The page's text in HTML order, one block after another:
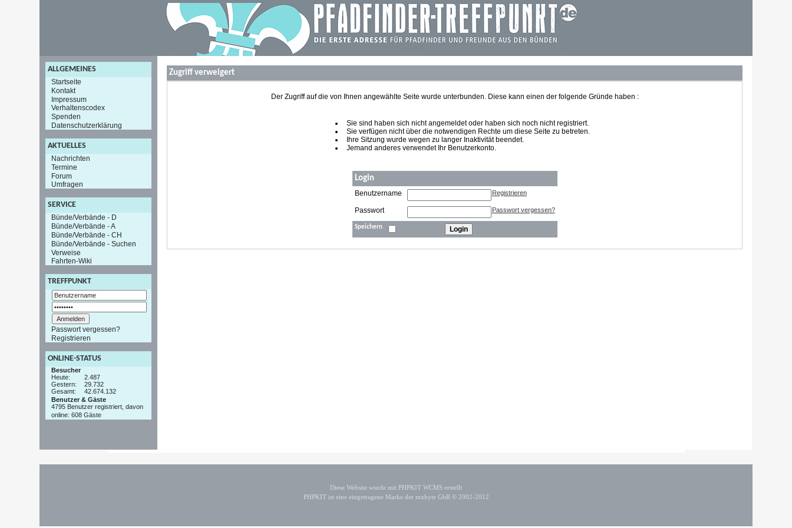
ALLGEMEINES
Startseite
Kontakt
Impressum
Verhaltenscodex
Spenden
Datenschutzerklärung
AKTUELLES
Nachrichten
Termine
Forum
Umfragen
SERVICE
Bünde/Verbände - D
Bünde/Verbände - A
Bünde/Verbände - CH
Bünde/Verbände - Suchen
Verweise
Fahrten-Wiki
TREFFPUNKT
Passwort vergessen?
Registrieren
ONLINE-STATUS
Besucher
Heute:
2.487
Gestern:
29.732
Gesamt:
42.674.132
Benutzer & Gäste
4795 Benutzer registriert, davon
online: 608 Gäste
Zugriff verweigert
Der Zugriff auf die von Ihnen angewählte Seite wurde unterbunden. Diese kann einen der folgende Gründe haben :
Sie sind haben sich nicht angemeldet oder haben sich noch nicht registriert.
Sie verfügen nicht über die notwendigen Rechte um diese Seite zu betreten.
Ihre Sitzung wurde wegen zu langer Inaktivität beendet.
Jemand anderes verwendet Ihr Benutzerkonto.
Login
Benutzername Registrieren
Passwort Passwort vergessen?
Speichern
Diese Website wurde mit PHPKIT WCMS erstellt
PHPKIT ist eine eingetragene Marke der mxbyte GbR © 2002-2012